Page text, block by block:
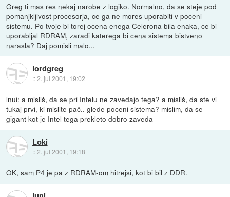
Greg ti mas res nekaj narobe z logiko. Normalno, da se steje pod
pomanjkljivost procesorja, ce ga ne mores uporabiti v poceni
sistemu. Po tvoje bi torej ocena enega Celerona bila enaka, ce bi
uporabljal RDRAM, zaradi katerega bi cena sistema bistveno
narasla? Daj pomisli malo...
lordgreg
::2. jul 2001, 19:02
lnui: a misliš, da se pri Intelu ne zavedajo tega? a misliš, da ste vi
tukaj prvi, ki mislite pač.. glede poceni sistema? mislim, da se
gigant kot je Intel tega prekleto dobro zaveda
Loki
::2. jul 2001, 19:18
OK, sam P4 je pa z RDRAM-om hitrejsi, kot bi bil z DDR.